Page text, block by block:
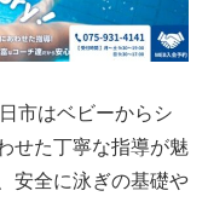
市はベビーからシ
せた丁寧な指導が魅
安全に泳ぎの基礎や